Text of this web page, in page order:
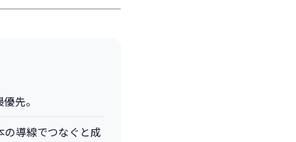
先。
の導線でつなぐと成